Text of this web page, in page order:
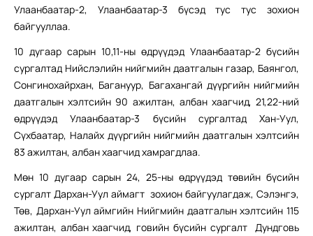
Улаанбаатар-2, Улаанбаатар-3 бүсэд тус тус зохион
байгууллаа.
10 дугаар сарын 10,11-ны өдрүүдэд Улаанбаатар-2 бүсийн
сургалтад Нийслэлийн нийгмийн даатгалын газар, Баянгол,
Сонгинохайрхан, Багануур, Багахангай дүүргийн нийгмийн
даатгалын хэлтсийн 90 ажилтан, албан хаагчид, 21,22-ний
өдрүүдэд Улаанбаатар-3 бүсийн сургалтад Хан-Уул,
Сүхбаатар, Налайх дүүргийн нийгмийн даатгалын хэлтсийн
83 ажилтан, албан хаагчид хамрагдлаа.
Мөн 10 дугаар сарын 24, 25-ны өдрүүдэд төвийн бүсийн
сургалт Дархан-Уул аймагт зохион байгуулагдаж, Сэлэнгэ,
Төв, Дархан-Уул аймгийн Нийгмийн даатгалын хэлтсийн 115
ажилтан, албан хаагчид, говийн бүсийн сургалт Дундговь